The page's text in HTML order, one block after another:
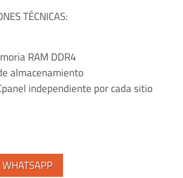
TÉCNICAS:
RAM DDR4
almacenamiento
independiente por cada sitio
WHATSAPP